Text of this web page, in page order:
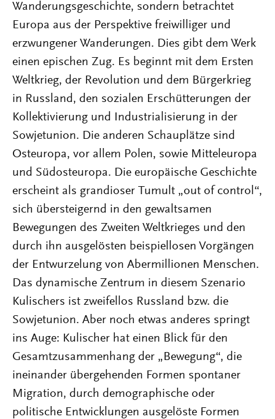
Wanderungsgeschichte, sondern betrachtet
Europa aus der Perspektive freiwilliger und
erzwungener Wanderungen. Dies gibt dem Werk
einen epischen Zug. Es beginnt mit dem Ersten
Weltkrieg, der Revolution und dem Bürgerkrieg
in Russland, den sozialen Erschütterungen der
Kollektivierung und Industrialisierung in der
Sowjetunion. Die anderen Schauplätze sind
Osteuropa, vor allem Polen, sowie Mitteleuropa
und Südosteuropa. Die europäische Geschichte
erscheint als grandioser Tumult „out of control“,
sich übersteigernd in den gewaltsamen
Bewegungen des Zweiten Weltkrieges und den
durch ihn ausgelösten beispiellosen Vorgängen
der Entwurzelung von Abermillionen Menschen.
Das dynamische Zentrum in diesem Szenario
Kulischers ist zweifellos Russland bzw. die
Sowjetunion. Aber noch etwas anderes springt
ins Auge: Kulischer hat einen Blick für den
Gesamtzusammenhang der „Bewegung“, die
ineinander übergehenden Formen spontaner
Migration, durch demographische oder
politische Entwicklungen ausgelöste Formen